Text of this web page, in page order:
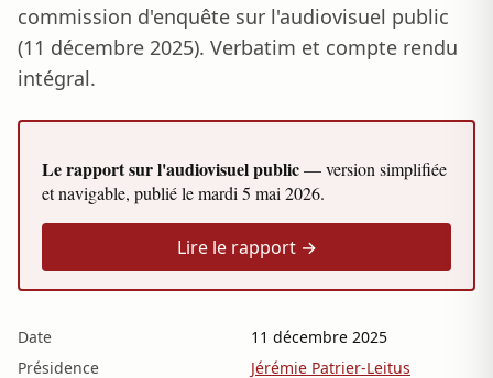
commission d'enquête sur l'audiovisuel public
(11 décembre 2025). Verbatim et compte rendu
intégral.
Le rapport sur l'audiovisuel public— version simplifiée
et navigable, publié lemardi 5 mai 2026.
Lire le rapport →
Date
11 décembre 2025
Présidence
Jérémie Patrier-Leitus